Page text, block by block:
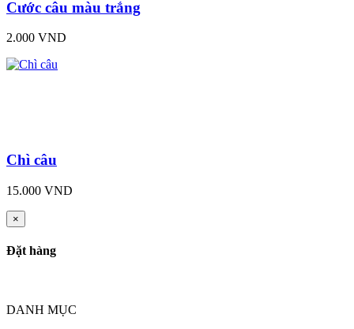
Cước câu màu trắng
2.000 VND
Chì câu
15.000 VND
×
Đặt hàng
DANH MỤC